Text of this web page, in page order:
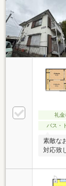
礼金
バス・
素敵な
対応致